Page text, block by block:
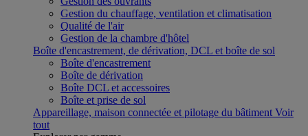
Gestion du chauffage, ventilation et climatisation
Qualité de l'air
Gestion de la chambre d'hôtel
Boîte d'encastrement, de dérivation, DCL et boîte de sol
Boîte d'encastrement
Boîte de dérivation
Boîte DCL et accessoires
Boîte et prise de sol
Appareillage, maison connectée et pilotage du bâtiment Voir
tout